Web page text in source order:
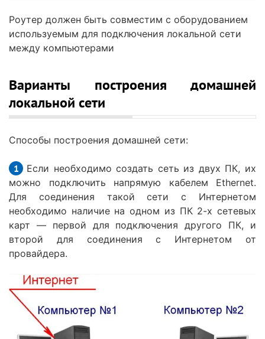
Роутер должен быть совместим с оборудованием
используемым для подключения локальной сети
между компьютерами
Варианты построения домашней
локальной сети
Способы построения домашней сети:
Если необходимо создать сеть из двух ПК, их
можно подключить напрямую кабелем Ethernet.
Для соединения такой сети с Интернетом
необходимо наличие на одном из ПК 2-х сетевых
карт — первой для подключения другого ПК, и
второй для соединения с Интернетом от
провайдера.